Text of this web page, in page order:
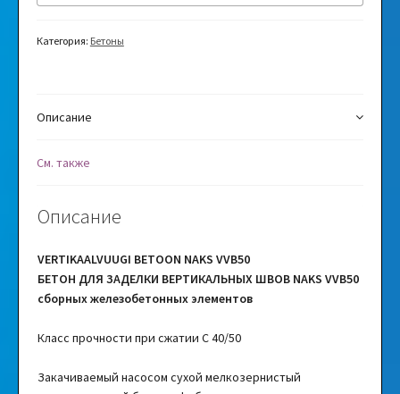
Категория: Бетоны
Описание
См. также
Описание
VERTIKAALVUUGI BETOON NAKS VVB50
БЕТОН ДЛЯ ЗАДЕЛКИ ВЕРТИКАЛЬНЫХ ШВОВ NAKS VVB50
сборных железобетонных элементов
Класс прочности при сжатии C 40/50
Закачиваемый насосом сухой мелкозернистый